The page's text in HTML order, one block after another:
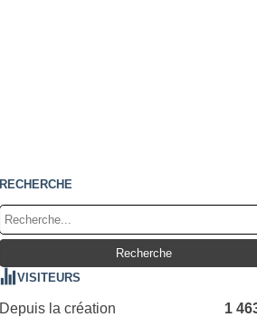
RECHERCHE
VISITEURS
Depuis la création
1